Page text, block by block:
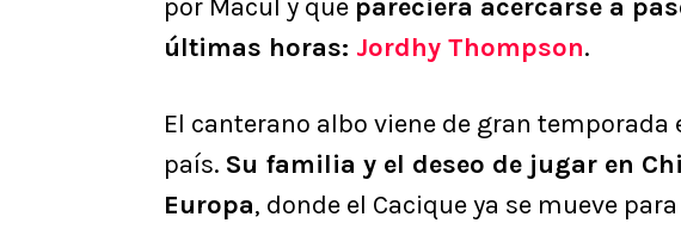
por Macul y que pareciera acercarse a
últimas horas: Jordhy Thompson.
El canterano albo viene de gran temporada
país. Su familia y el deseo de jugar en
Europa, donde el Cacique ya se mueve